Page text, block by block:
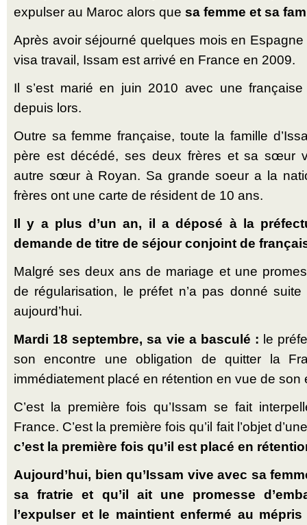
expulser au Maroc alors que sa femme et sa
Après avoir séjourné quelques mois en
visa travail, Issam est arrivé en France en 2009.
Il s’est marié en juin 2010 avec une
depuis lors.
Outre sa femme française, toute la famille
père est décédé, ses deux frères et sa sœur
autre sœur à Royan. Sa grande soeur a la
frères ont une carte de résident de 10 ans.
Il y a plus d’un an, il a déposé à la
demande de titre de séjour conjoint de
Malgré ses deux ans de mariage et une
de régularisation, le préfet n’a pas donné
aujourd’hui.
Mardi 18 septembre, sa vie a basculé : le
son encontre une obligation de quitter la
immédiatement placé en rétention en vue de son
C’est la première fois qu’Issam se fait
France. C’est la première fois qu’il fait l’objet
c’est la première fois qu’il est placé en
Aujourd’hui, bien qu’Issam vive avec sa
sa fratrie et qu’il ait une promesse
l’expulser et le maintient enfermé au